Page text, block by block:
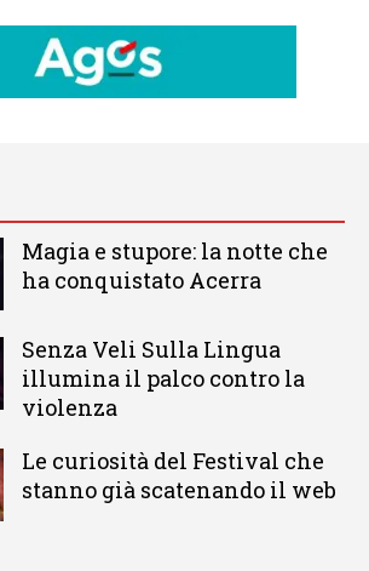
Magia e stupore: la notte che
ha conquistato Acerra
Senza Veli Sulla Lingua
illumina il palco contro la
violenza
Le curiosità del Festival che
stanno già scatenando il web